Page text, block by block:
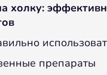
холку:
препараты